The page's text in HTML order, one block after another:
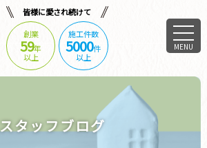
皆様に愛され続けて
創業
59年
以上
施工件数
5000件
以上
MENU
スタッフブログ